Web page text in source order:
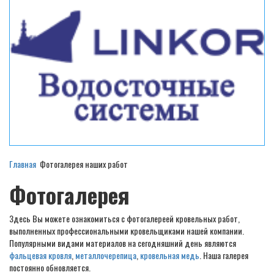
Главная Фотогалерея наших работ
Фотогалерея
Здесь Вы можете ознакомиться с фотогалереей кровельных работ,
выполненных профессиональными кровельщиками нашей компании.
Популярными видами материалов на сегодняшний день являются
фальцевая кровля металлочерепица кровельная медь . Наша галерея
постоянно обновляется.